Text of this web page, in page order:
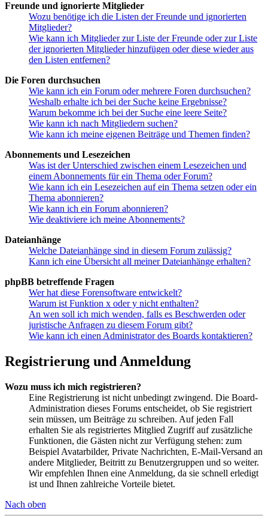
Freunde und ignorierte Mitglieder
Wozu benötige ich die Listen der Freunde und ignorierten
Mitglieder?
Wie kann ich Mitglieder zur Liste der Freunde oder zur Liste
der ignorierten Mitglieder hinzufügen oder diese wieder aus
den Listen entfernen?
Die Foren durchsuchen
Wie kann ich ein Forum oder mehrere Foren durchsuchen?
Weshalb erhalte ich bei der Suche keine Ergebnisse?
Warum bekomme ich bei der Suche eine leere Seite?
Wie kann ich nach Mitgliedern suchen?
Wie kann ich meine eigenen Beiträge und Themen finden?
Abonnements und Lesezeichen
Was ist der Unterschied zwischen einem Lesezeichen und
einem Abonnements für ein Thema oder Forum?
Wie kann ich ein Lesezeichen auf ein Thema setzen oder ein
Thema abonnieren?
Wie kann ich ein Forum abonnieren?
Wie deaktiviere ich meine Abonnements?
Dateianhänge
Welche Dateianhänge sind in diesem Forum zulässig?
Kann ich eine Übersicht all meiner Dateianhänge erhalten?
phpBB betreffende Fragen
Wer hat diese Forensoftware entwickelt?
Warum ist Funktion x oder y nicht enthalten?
An wen soll ich mich wenden, falls es Beschwerden oder
juristische Anfragen zu diesem Forum gibt?
Wie kann ich einen Administrator des Boards kontaktieren?
Registrierung und Anmeldung
Wozu muss ich mich registrieren?
Eine Registrierung ist nicht unbedingt zwingend. Die Board-
Administration dieses Forums entscheidet, ob Sie registriert
sein müssen, um Beiträge zu schreiben. Auf jeden Fall
erhalten Sie als registriertes Mitglied Zugriff auf zusätzliche
Funktionen, die Gästen nicht zur Verfügung stehen: zum
Beispiel Avatarbilder, Private Nachrichten, E-Mail-Versand an
andere Mitglieder, Beitritt zu Benutzergruppen und so weiter.
Wir empfehlen Ihnen eine Anmeldung, da sie schnell erledigt
ist und Ihnen zahlreiche Vorteile bietet.
Nach oben